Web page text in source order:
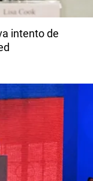
intento de